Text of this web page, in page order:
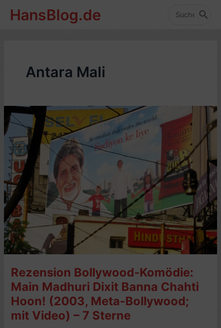
InhaltHansBlog.de
Search
Antara Mali
Rezension Bollywood-Komödie:
Main Madhuri Dixit Banna Chahti
Hoon! (2003, Meta-Bollywood;
mit Video) – 7 Sterne